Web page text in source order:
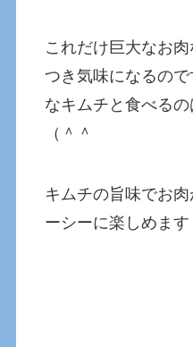
これだけ巨大なお
つき気味になるの
なキムチと食べる
（＾＾
キムチの旨味でお
ーシーに楽しめます